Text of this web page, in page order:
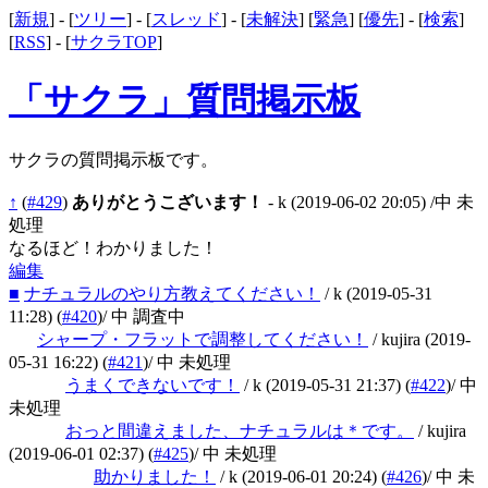
[新規] - [ツリー] - [スレッド] - [未解決] [緊急] [優先] - [検索]
[RSS] - [サクラTOP]
「サクラ」質問掲示板
サクラの質問掲示板です。
↑ (#429) ありがとうこざいます！ - k (2019-06-02 20:05) /中 未
処理
なるほど！わかりました！
編集
■ ナチュラルのやり方教えてください！ / k (2019-05-31
11:28) (#420)/ 中 調査中
シャープ・フラットで調整してください！
/ kujira (2019-
05-31 16:22) (#421)/ 中 未処理
うまくできないです！
/ k (2019-05-31 21:37) (#422)/ 中
未処理
おっと間違えました、ナチュラルは＊です。
/ kujira
(2019-06-01 02:37) (#425)/ 中 未処理
助かりました！
/ k (2019-06-01 20:24) (#426)/ 中 未